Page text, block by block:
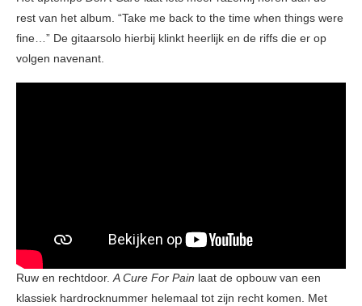
rest van het album. “Take me back to the time when things were
fine…” De gitaarsolo hierbij klinkt heerlijk en de riffs die er op
volgen navenant.
Ruw en rechtdoor.A Cure For Pain laat de opbouw van een
klassiek hardrocknummer helemaal tot zijn recht komen. Met